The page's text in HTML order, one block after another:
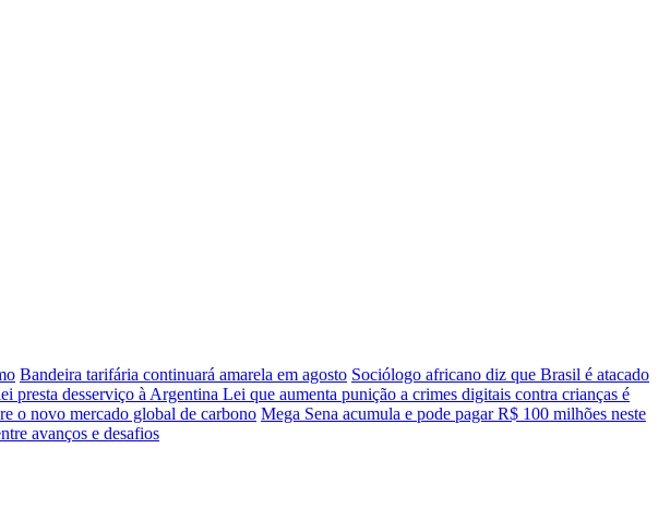
Bandeira tarifária continuará amarela em agosto Sociólogo africano diz que Brasil é atacado
presta desserviço à Argentina Lei que aumenta punição a crimes digitais contra crianças é
o novo mercado global de carbono Mega Sena acumula e pode pagar R$ 100 milhões neste
avanços e desafios